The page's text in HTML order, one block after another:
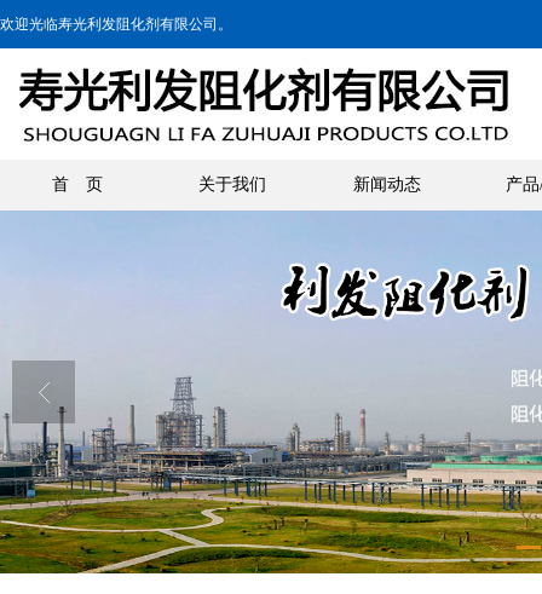
欢迎光临寿光利发阻化剂有限公司。
首 页 关于我们 新闻动态 产